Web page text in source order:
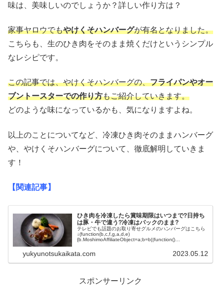
味は、美味しいのでしょうか？詳しい作り方は？
家事ヤロウでもやけくそハンバーグが有名となりました。
こちらも、生のひき肉をそのまま焼くだけというシンプル
なレシピです。
この記事では、やけくそハンバーグの、フライパンやオー
ブントースターでの作り方もご紹介していきます。
どのような味になっているかも、気になりますよね。
以上のことについてなど、冷凍ひき肉そのままハンバーグ
や、やけくそハンバーグについて、徹底解明していきま
す！
【関連記事】
ひき肉を冷凍したら賞味期限はいつまで?日持ち
は豚・牛で違う?冷凍はパックのまま?
テレビでも話題のお取り寄せグルメのハンバーグはこちら
↓(function(b,c,f,g,a,d,e)
{b.MoshimoAffiliateObject=a;b=b||function()
yukyunotsukaikata.com 2023.05.12
スポンサーリンク